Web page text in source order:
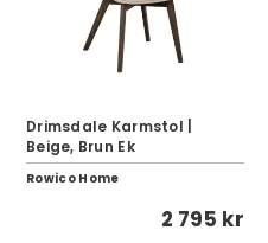
Drimsdale Karmstol |
Beige, Brun Ek
Rowico Home
2 795 kr